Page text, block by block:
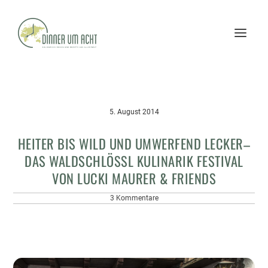
5. August 2014
HEITER BIS WILD UND UMWERFEND LECKER–
DAS WALDSCHLÖSSL KULINARIK FESTIVAL
VON LUCKI MAURER & FRIENDS
3 Kommentare